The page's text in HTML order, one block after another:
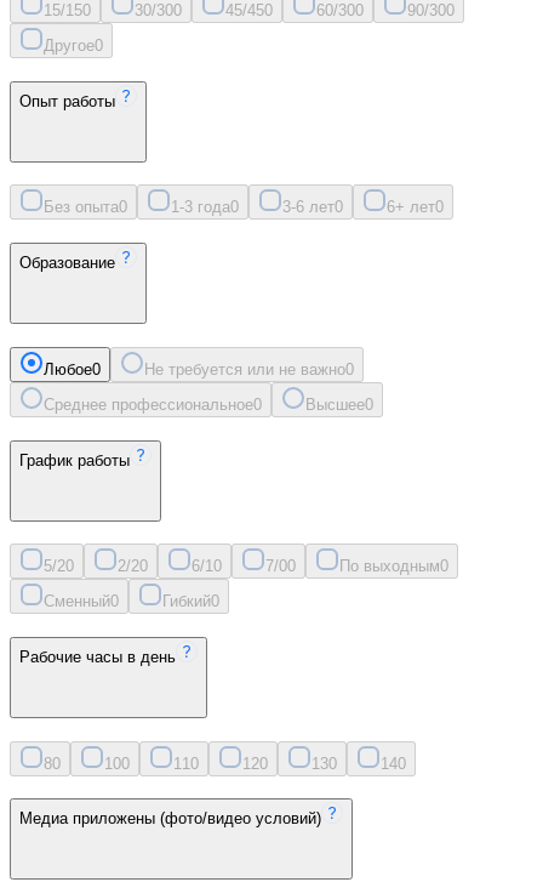
15/150 30/300 45/450 60/300 90/300
Другое0
Опыт работы
Без опыта0 1-3 года0 3-6 лет0 6+ лет0
Образование
Любое0 Не требуется или не важно0
Среднее профессиональное0 Высшее0
График работы
5/20 2/20 6/10 7/00 По выходным0
Сменный0 Гибкий0
Рабочие часы в день
80 100 11 0 120 130 140
Медиа приложены (фото/видео условий)